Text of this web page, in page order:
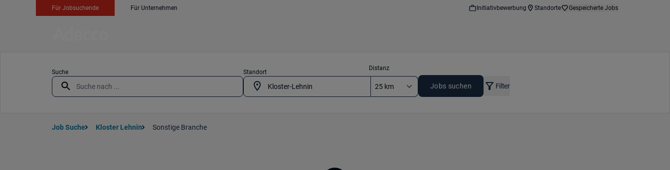
Für Jobsuchende Für Unternehmen Initiativbewerbung Standorte Gespeicherte Jobs
Suche Standort
Distanz
Jobs suchen Filter
Job Suche Kloster Lehnin Sonstige Branche